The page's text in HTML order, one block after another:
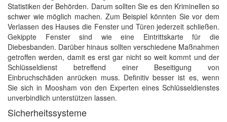
Statistiken der Behörden. Darum sollten Sie es den Kriminellen so
schwer wie möglich machen. Zum Beispiel könnten Sie vor dem
Verlassen des Hauses die Fenster und Türen jederzeit schließen.
Gekippte Fenster sind wie eine Eintrittskarte für die
Diebesbanden. Darüber hinaus sollten verschiedene Maßnahmen
getroffen werden, damit es erst gar nicht so weit kommt und der
Schlüsseldienst betreffend einer Beseitigung von
Einbruchschäden anrücken muss. Definitiv besser ist es, wenn
Sie sich in Moosham von den Experten eines Schlüsseldienstes
unverbindlich unterstützen lassen.
Sicherheitssysteme